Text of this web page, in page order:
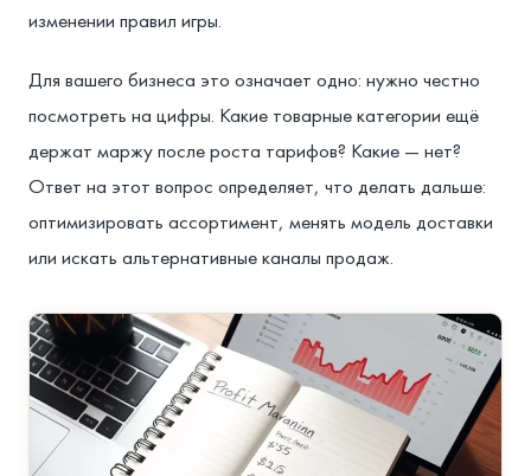
изменении правил игры.
Для вашего бизнеса это означает одно: нужно честно
посмотреть на цифры. Какие товарные категории ещё
держат маржу после роста тарифов? Какие — нет?
Ответ на этот вопрос определяет, что делать дальше:
оптимизировать ассортимент, менять модель доставки
или искать альтернативные каналы продаж.